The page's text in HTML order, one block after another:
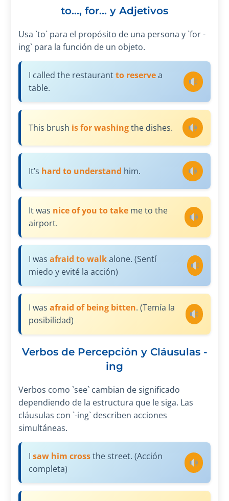
to..., for... y Adjetivos
Usa `to` para el propósito de una persona y `for -
ing` para la función de un objeto.
I called the restaurantto reservea
table.
This brush is for washingthe dishes.
It’s hard to understand him.
It was nice of you to takeme to the
airport.
I was afraid to walkalone. (Sentí
miedo y evité la acción)
I was afraid of being bitten. (Temía la
posibilidad)
Verbos de Percepción y Cláusulas -
ing
Verbos como `see` cambian de significado
dependiendo de la estructura que le siga. Las
cláusulas con `-ing` describen acciones
simultáneas.
I saw him crossthe street. (Acción
completa)